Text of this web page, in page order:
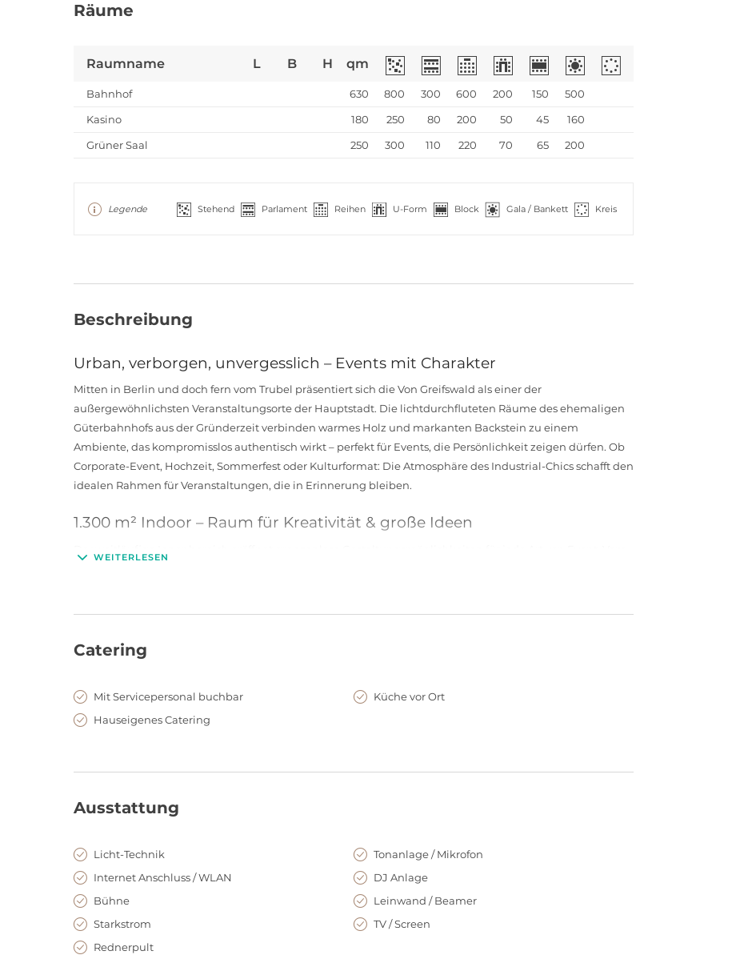
Räume
Raumname L B H qm
Bahnhof 630 800 300 600 200 150
500
Kasino
180 250 80 200 50 45
160
Grüner Saal
250 300 110 220 70 65 200
Legende Stehend Parlament Reihen U-Form Block Gala / Bankett Kreis
Beschreibung
Urban, verborgen, unvergesslich – Events mit Charakter
Mitten in Berlin und doch fern vom Trubel präsentiert sich die Von Greifswald als einer der
außergewöhnlichsten Veranstaltungsorte der Hauptstadt. Die lichtdurchfluteten Räume des ehemaligen
Güterbahnhofs aus der Gründerzeit verbinden warmes Holz und markanten Backstein zu einem
Ambiente, das kompromisslos authentisch wirkt – perfekt für Events, die Persönlichkeit zeigen dürfen. Ob
Corporate-Event, Hochzeit, Sommerfest oder Kulturformat: Die Atmosphäre des Industrial-Chics schafft den
idealen Rahmen für Veranstaltungen, die in Erinnerung bleiben.
1.300 m² Indoor – Raum für Kreativität & große Ideen
3.000 m² Außenfläche – ein grünes Paradies in Berlin-Mitte
Direkt vor der Tür erstreckt sich ein außergewöhnlich großer, begrünter Außenbereich – ein echtes urbanes
die Indoor und Outdoor verbinden sollen. Ob Food-Stations unter freiem Himmel, Live-Programm oder
WEITERLESEN
Catering
Mit Servicepersonal buchbar
Küche vor Ort
Hauseigenes Catering
Ausstattung
Licht-Technik
Tonanlage / Mikrofon
Internet Anschluss / WLAN
DJ Anlage
Bühne
Leinwand / Beamer
Starkstrom
TV / Screen
Rednerpult